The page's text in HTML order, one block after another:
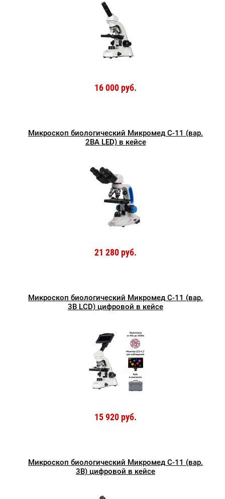
16 000 руб.
Микроскоп биологический Микромед С-11 (вар.
2ВА LED) в кейсе
21 280 руб.
Микроскоп биологический Микромед С-11 (вар.
3B LСD) цифровой в кейсе
15 920 руб.
Микроскоп биологический Микромед С-11 (вар.
3B) цифровой в кейсе